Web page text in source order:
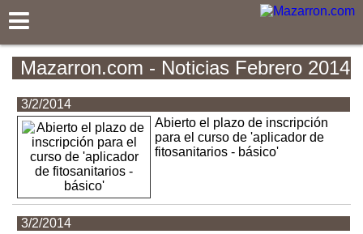
Mazarron.com - Noticias Febrero 2014
3/2/2014
Abierto el plazo de inscripción
para el curso de 'aplicador de
fitosanitarios - básico'
3/2/2014